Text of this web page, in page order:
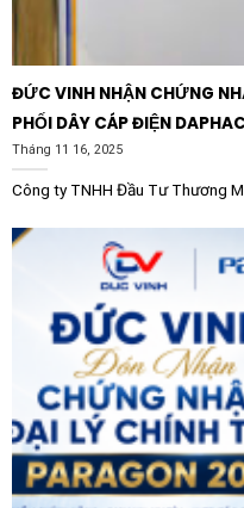
ĐỨC VINH NHẬN CHỨNG
PHỐI DÂY CÁP ĐIỆN
Tháng 11 16, 2025
Công ty TNHH Đầu Tư Thương